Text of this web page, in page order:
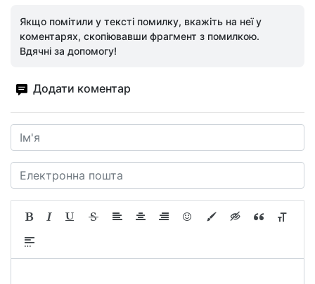
Якщо помітили у тексті помилку, вкажіть на неї у
коментарях, скопіювавши фрагмент з помилкою.
Вдячні за допомогу!
Додати коментар